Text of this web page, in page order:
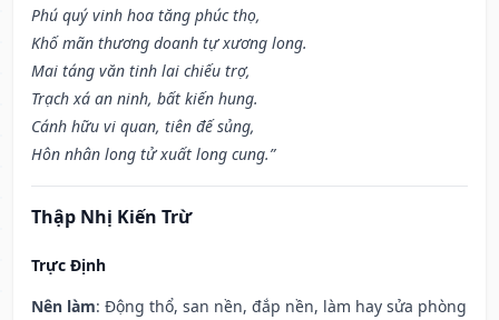
Phú quý vinh hoa tăng phúc thọ,
Khố mãn thương doanh tự xương long.
Mai táng văn tinh lai chiếu trợ,
Trạch xá an ninh, bất kiến hung.
Cánh hữu vi quan, tiên đế sủng,
Hôn nhân long tử xuất long cung.”
Thập Nhị Kiến Trừ
Trực Định
Nên làm: Động thổ, san nền, đắp nền, làm hay sửa phòng